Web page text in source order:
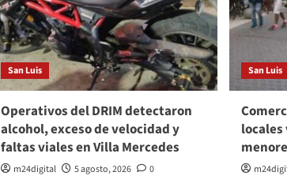
San Luis
Operativos del DRIM detectaron
alcohol, exceso de velocidad y
faltas viales en Villa Mercedes
m24digital 5 agosto, 2026 0
San Luis
locales